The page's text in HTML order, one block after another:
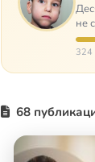
не
324
68